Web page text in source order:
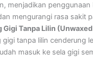
menjadikan penggunaan
mengurangi rasa sakit
Gigi Tanpa Lilin
gigi tanpa lilin cenderung
masuk ke sela gigi